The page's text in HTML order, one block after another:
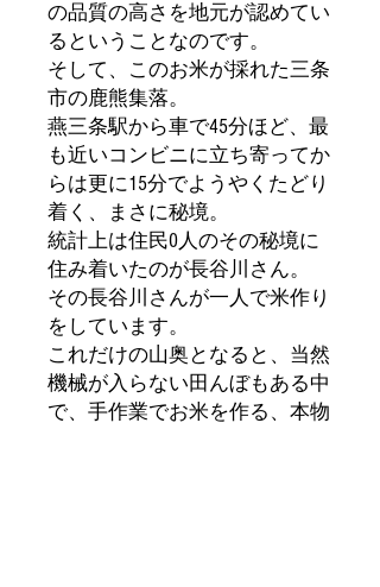
の品質の高さを地元が認めてい
るということなのです。
そして、このお米が採れた三条
市の鹿熊集落。
燕三条駅から車で45分ほど、最
も近いコンビニに立ち寄ってか
らは更に15分でようやくたどり
着く、まさに秘境。
統計上は住民0人のその秘境に
住み着いたのが長谷川さん。
その長谷川さんが一人で米作り
をしています。
これだけの山奥となると、当然
機械が入らない田んぼもある中
で、手作業でお米を作る、本物